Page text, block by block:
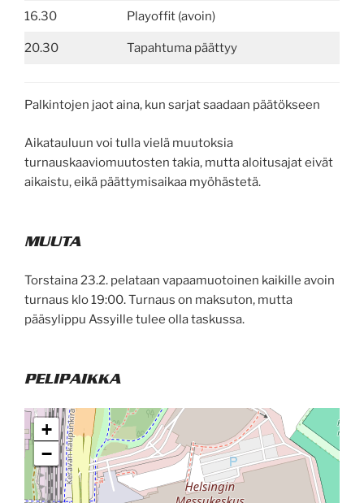
16.30 Playoffit (avoin)
20.30 Tapahtuma päättyy
Palkintojen jaot aina, kun sarjat saadaan päätökseen
Aikatauluun voi tulla vielä muutoksia
turnauskaaviomuutosten takia, mutta aloitusajat eivät
aikaistu, eikä päättymisaikaa myöhästetä.
MUUTA
Torstaina 23.2. pelataan vapaamuotoinen kaikille avoin
turnaus klo 19:00. Turnaus on maksuton, mutta
pääsylippu Assyille tulee olla taskussa.
PELIPAIKKA
+
−